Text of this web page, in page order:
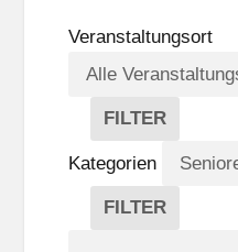
Veranstaltungsort
FILTER
V
E
R
A
Kategorien
FILTER